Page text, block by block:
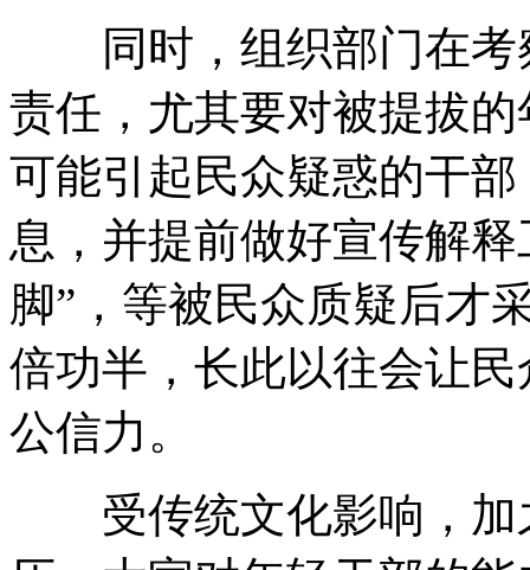
同时，组织部门在考
责任，尤其要对被提拔
可能引起民众疑惑的干
息，并提前做好宣传解
脚”，等被民众质疑后才
倍功半，长此以往会让
公信力。
受传统文化影响，加